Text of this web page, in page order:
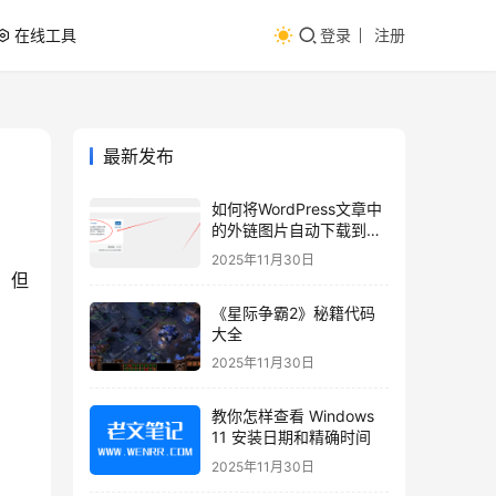
在线工具 登录 注册
但
最新发布
如何将WordPress文章中
的外链图片自动下载到本
地？
2025年11月30日
《星际争霸2》秘籍代码
大全
2025年11月30日
教你怎样查看 Windows
11 安装日期和精确时间
2025年11月30日